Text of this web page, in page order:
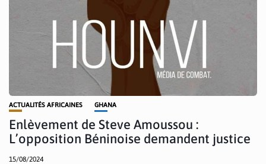
ACTUALITÉS AFRICAINES GHANA
Enlèvement de Steve Amoussou :
L’opposition Béninoise demandent justice
15/08/2024